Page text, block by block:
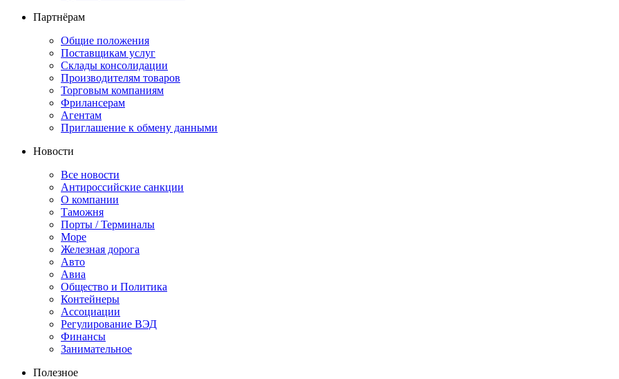
Партнёрам
Общие положения
Поставщикам услуг
Склады консолидации
Производителям товаров
Торговым компаниям
Фрилансерам
Агентам
Приглашение к обмену данными
Новости
Все новости
Антироссийские санкции
О компании
Таможня
Порты / Терминалы
Море
Железная дорога
Авто
Авиа
Общество и Политика
Контейнеры
Ассоциации
Регулирование ВЭД
Финансы
Занимательное
Полезное